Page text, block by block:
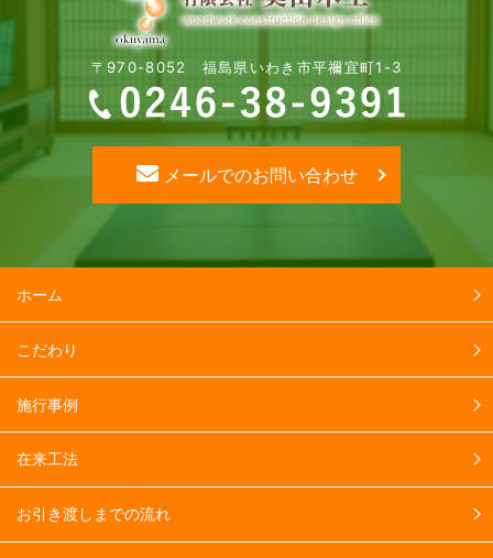
〒970-8052 福島県いわき市平禰宜町1-3
メールでのお問い合わせ
ホーム
こだわり
施行事例
在来工法
お引き渡しまでの流れ